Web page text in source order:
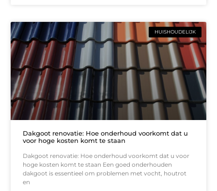
HUISHOUDELIJK
Dakgoot renovatie: Hoe onderhoud voorkomt dat u
voor hoge kosten komt te staan
Dakgoot renovatie: Hoe onderhoud voorkomt dat u voor
hoge kosten komt te staan Een goed onderhouden
dakgoot is essentieel om problemen met vocht, houtrot
en